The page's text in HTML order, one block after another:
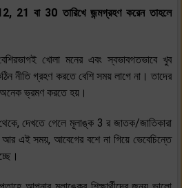
21 বা 30 তারিখে জন্মগ্রহণ করেন তাহলে
খোলা মনের এবং স্বভাবগতভাবে খুব
নীতি গ্রহণ করতে বেশি সময় লাগে না। তাদের
অনেক ভ্রমণ করতে হয়।
দেখতে গেলে মূলাঙ্ক 3 র জাতক/জাতিকারা
এই সময়, আবেগের বশে না গিয়ে ভেবেচিন্তে